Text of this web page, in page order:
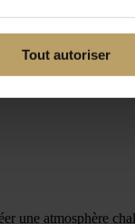
Tout autoriser
une atmosphère